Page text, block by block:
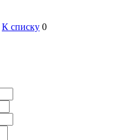
К списку 0